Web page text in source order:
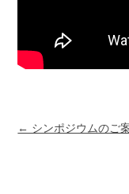
Post navigation
← シンポジウムのご